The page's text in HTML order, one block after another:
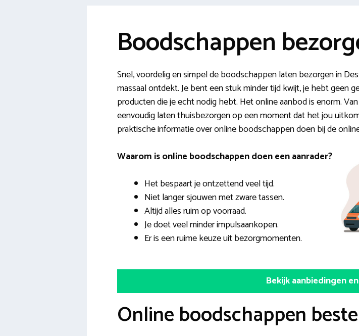
Boodschappen
Snel, voordelig en simpel de boodschappen laten bezorgen in
massaal ontdekt. Je bent een stuk minder tijd kwijt, je hebt geen
producten die je echt nodig hebt. Het online aanbod is enorm.
eenvoudig laten thuisbezorgen op een moment dat het jou
praktische informatie over online boodschappen doen bij de
Waarom is online boodschappen doen een aanrader?
Het bespaart je ontzettend veel tijd.
Niet langer sjouwen met zware tassen.
Altijd alles ruim op voorraad.
Je doet veel minder impulsaankopen.
Er is een ruime keuze uit bezorgmomenten.
Bekijk aanbiedingen
Online boodschappen